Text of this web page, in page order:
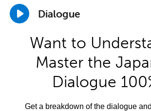
Dialogue
Want to
Master the
Dialogue
Get a breakdown of the dialogue